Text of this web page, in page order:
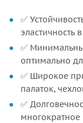
✅
эластичность
✅
оптимально
✅ Широкое
палаток,
✅
многократное